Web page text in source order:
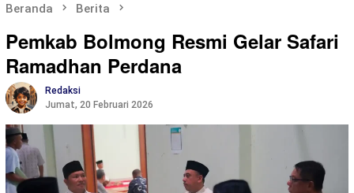
Beranda Berita
Pemkab Bolmong Resmi Gelar Safari
Ramadhan Perdana
Redaksi
Jumat, 20 Februari 2026